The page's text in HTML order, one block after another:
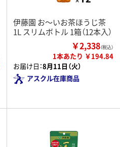
伊藤園 お～いお茶ほうじ茶
1L スリムボトル 1箱（12本入）
￥2,338（税込）
1本あたり ￥194.84
お届け日：8月11日（火）
アスクル在庫商品